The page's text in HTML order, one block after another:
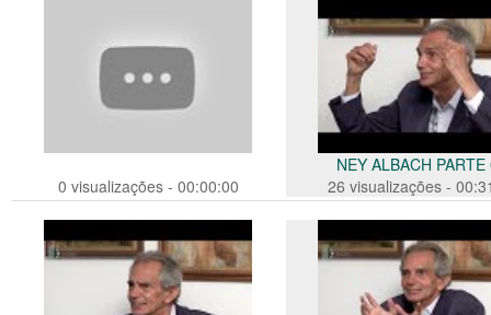
0 visualizações - 00:00:00
NEY ALBACH PARTE
26 visualizações -